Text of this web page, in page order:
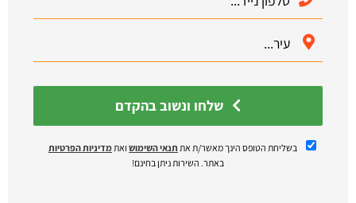
בשליחת הטופס הינך מאשר/ת את תנאי השימוש ואת מדיניות הפרטיות
באתר. השירות ניתן בחינם!